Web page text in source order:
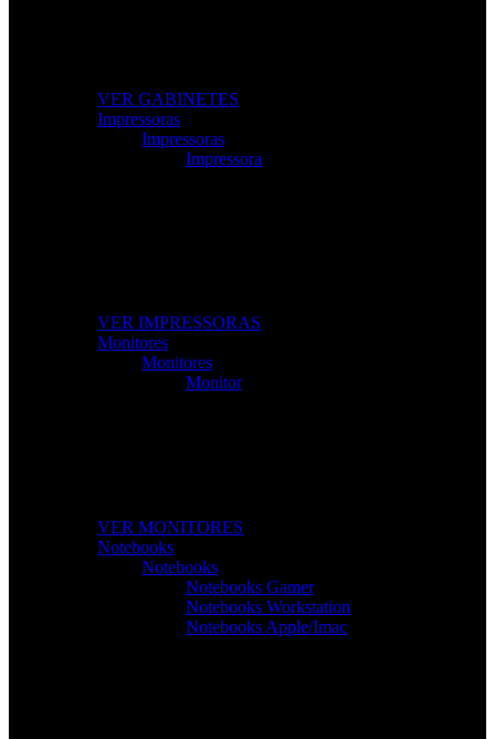
VER GABINETES
Impressoras
Impressoras
Impressora
VER IMPRESSORAS
Monitores
Monitores
Monitor
VER MONITORES
Notebooks
Notebooks
Notebooks Gamer
Notebooks Workstation
Notebooks Apple/Imac